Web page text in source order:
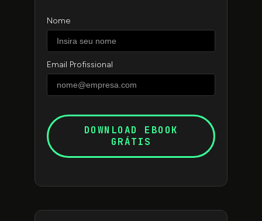
Nome
Email Profissional